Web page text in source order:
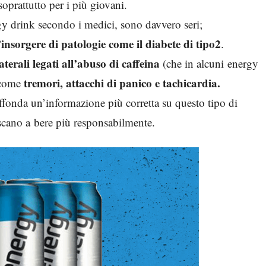
per i più giovani.
drink secondo i medici, sono davvero seri;
di patologie come il diabete di tipo2.
legati all’abuso di caffeina (che in alcuni energy
tremori, attacchi di panico e tachicardia.
un’informazione più corretta su questo tipo di
a bere più responsabilmente.